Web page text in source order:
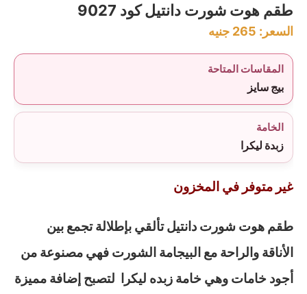
طقم هوت شورت دانتيل كود 9027
السعر: 265 جنيه
المقاسات المتاحة
بيج سايز
الخامة
زبدة ليكرا
غير متوفر في المخزون
طقم هوت شورت دانتيل تألقي بإطلالة تجمع بين
الأناقة والراحة مع البيجامة الشورت فهي مصنوعة من
أجود خامات وهي خامة زبده ليكرا لتصبح إضافة مميزة